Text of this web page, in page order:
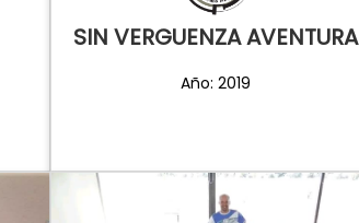
SIN VERGUENZA AVENTURA
Año: 2019